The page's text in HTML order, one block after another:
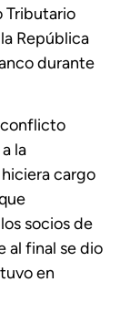
Tributario
República
durante
conflicto
la
cargo
socios de
al final se dio
en